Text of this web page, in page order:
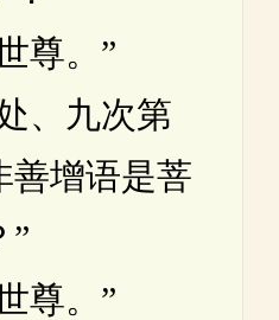
。”
九次第
善增语是菩
”
。”